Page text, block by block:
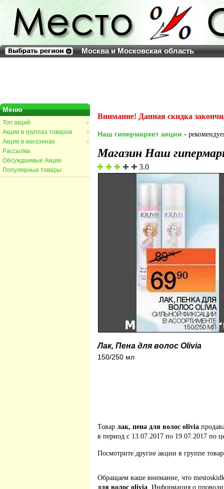
Москва и Московская область
Меню
>
Топ акций
>
Акции в группах товаров
>
Акции в магазинах
Рассылка
Обсуждаемые Акции
Популярные товары
Внимание! Данная скидка
Наш гипермаркет акции -
Магазин Наш
3.0
Лак, Пена для волос Olivia
150/250 мл
Товар лак, пена для волос olivia
в период с 13.07.2017 по 19.07.2017 по
Посмотрите другие акции в группе
Обращаем ваше внимание, что
для волос olivia. Информация о